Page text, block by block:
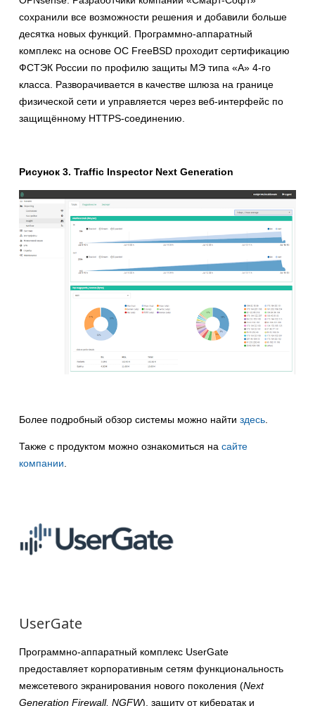
сохранили все возможности решения и добавили больше
десятка новых функций. Программно-аппаратный
комплекс на основе ОС FreeBSD проходит сертификацию
ФСТЭК России по профилю защиты МЭ типа «А» 4-го
класса. Разворачивается в качестве шлюза на границе
физической сети и управляется через веб-интерфейс по
защищённому HTTPS-соединению.
Рисунок 3. Traffic Inspector Next Generation
Более подробный обзор системы можно найти здесь
Также с продуктом можно ознакомиться на сайте
компании
UserGate
Программно-аппаратный комплекс UserGate
предоставляет корпоративным сетям функциональность
межсетевого экранирования нового поколения (Next
Generation Firewall, NGFW), защиту от кибератак и